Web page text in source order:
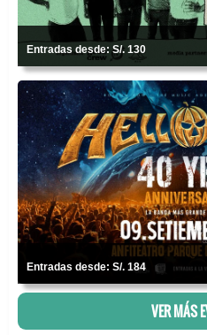
Entradas desde: S/. 130
Entradas desde: S/. 184
VER MÁS